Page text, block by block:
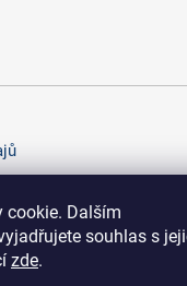
cookie. Dalším
souhlas s
zde.